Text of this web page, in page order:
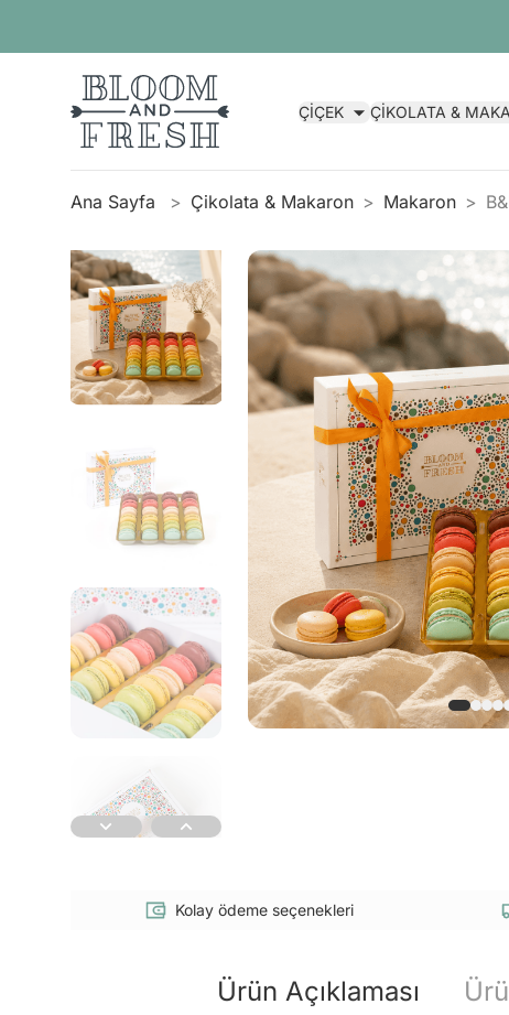
ÇİÇEK ÇİKOLATA &
Ana Sayfa Çikolata & Makaron Makaron
Kolay ödeme seçenekleri
Ürün Açıklaması